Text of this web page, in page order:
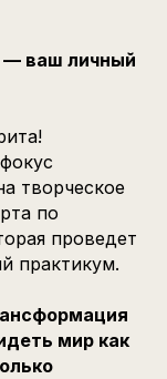
— ваш личный
творческое
по
проведет
практикум.
мир как